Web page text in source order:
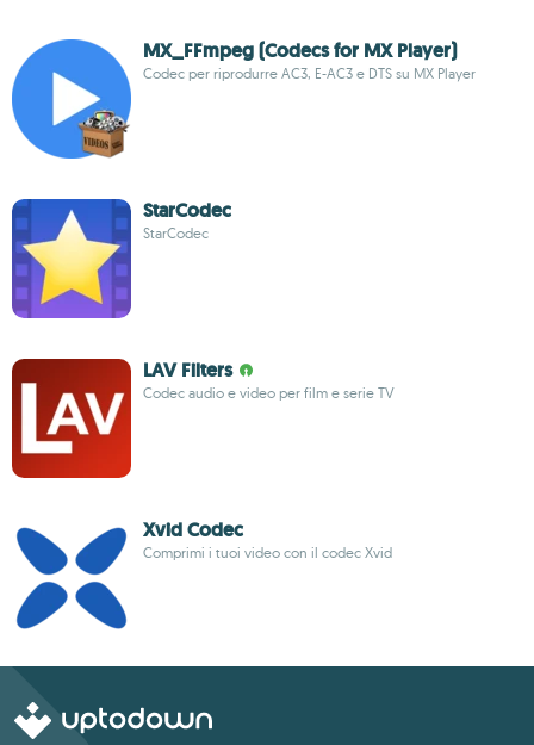
MX_FFmpeg (Codecs for MX Player)
Codec per riprodurre AC3, E-AC3 e DTS su MX Player
StarCodec
StarCodec
LAV Filters
Codec audio e video per film e serie TV
Xvid Codec
Comprimi i tuoi video con il codec Xvid